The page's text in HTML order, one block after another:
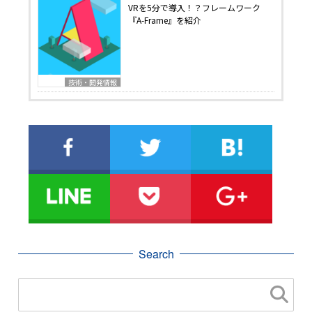
技術・開発情報
VRを5分で導入！？フレームワーク
『A-Frame』を紹介
Search